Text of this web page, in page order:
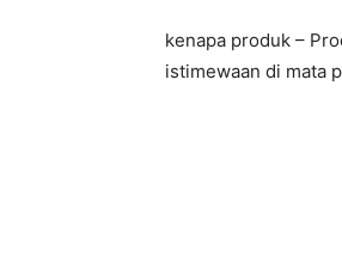
kenapa produk –
istimewaan di mata